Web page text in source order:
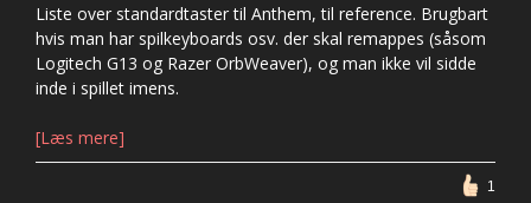
Liste over standardtaster til Anthem, til reference. Brugbart
hvis man har spilkeyboards osv. der skal remappes (såsom
Logitech G13 og Razer OrbWeaver), og man ikke vil sidde
inde i spillet imens.
[Læs mere]
1